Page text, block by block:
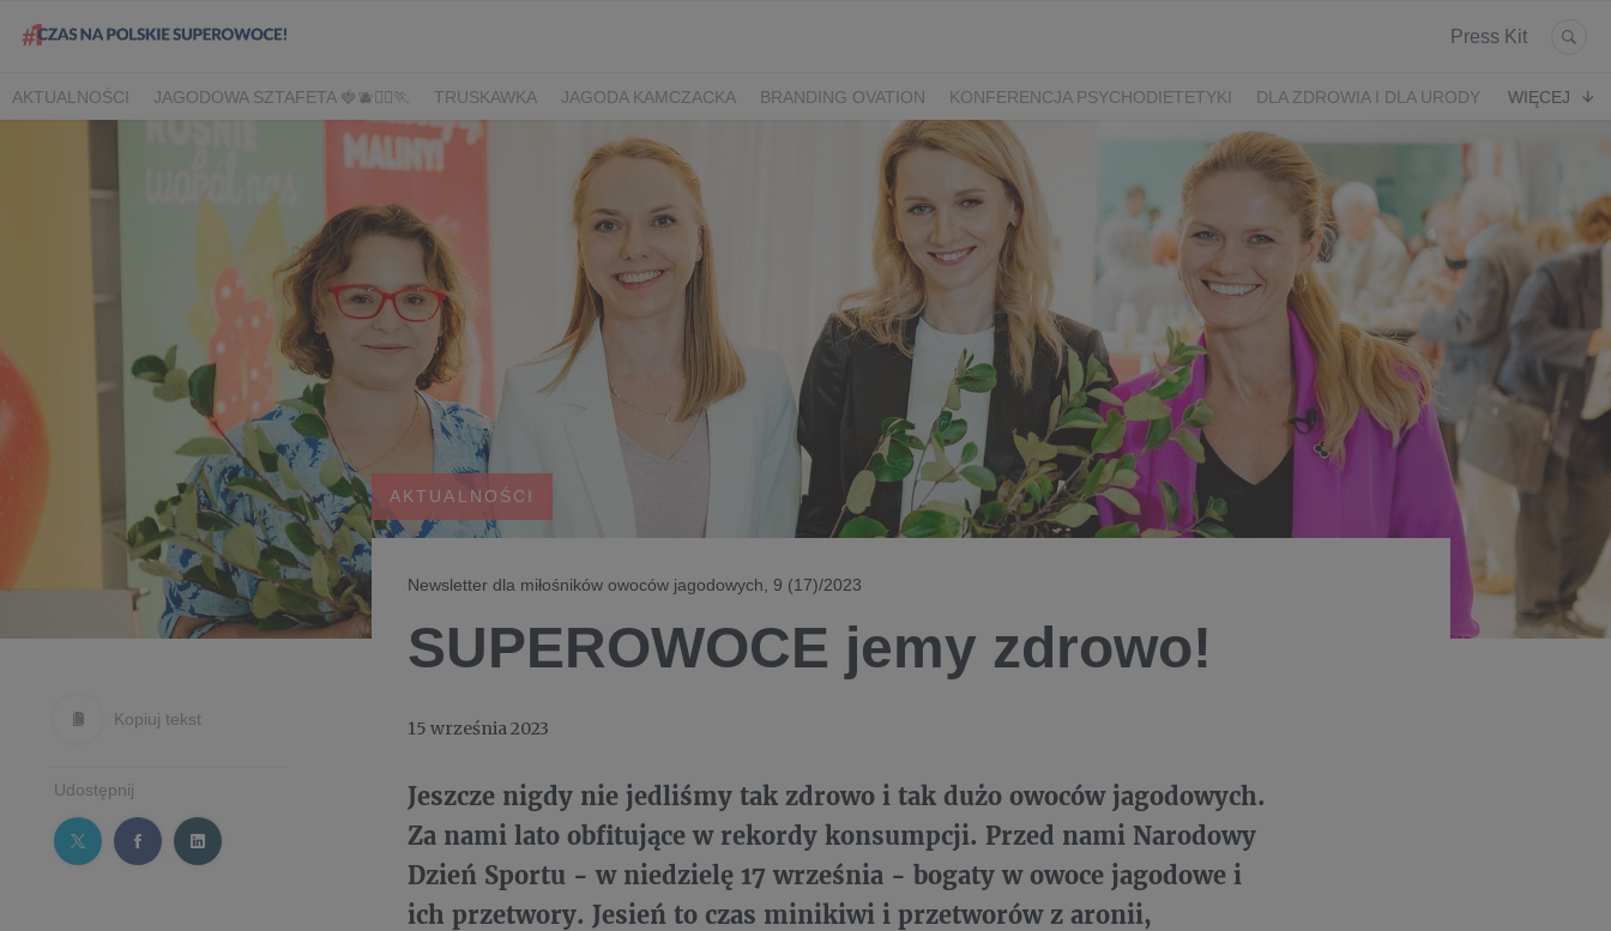
Press Kit
AKTUALNOŚCI JAGODOWA SZTAFETA 🍓🫐🏃‍♀️🏃 TRUSKAWKA JAGODA KAMCZACKA BRANDING OVATION KONFERENCJA PSYCHODIETETYKI
DLA ZDROWIA I DLA URODY
DLA PLANTATORÓW NARODOWY DZIEŃ SPORTU MINIKIWI DEREŃ ROKITNIK JEŻYNY PORZECZKI
BERRY INNOVATION BERRY FEST PRZETWORY PIWO RZEMIEŚLNICZE
LODY RZEMIEŚLNICZE
JAGODOWE MISTRZOSTWA ŚWIATA DZIEŃ POLSKIEJ BORÓWKI WYBORY 2025 WYBORY 2024 SZCZYT IBO 2023 🫐
WYBORY 2023
WYBORY 2020 LATO Z BORÓWKAMI 2018 ENGLISH
WIĘCEJ
Kopiuj tekst
Udostępnij
AKTUALNOŚCI
Newsletter dla miłośników owoców jagodowych, 9 (17)/2023
SUPEROWOCE jemy zdrowo!
15 września 2023
Jeszcze nigdy nie jedliśmy tak zdrowo i tak dużo owoców jagodowych.
Za nami lato obfitujące w rekordy konsumpcji. Przed nami Narodowy
Dzień Sportu - w niedzielę 17 września - bogaty w owoce jagodowe i
ich przetwory. Jesień to czas minikiwi i przetworów z aronii,